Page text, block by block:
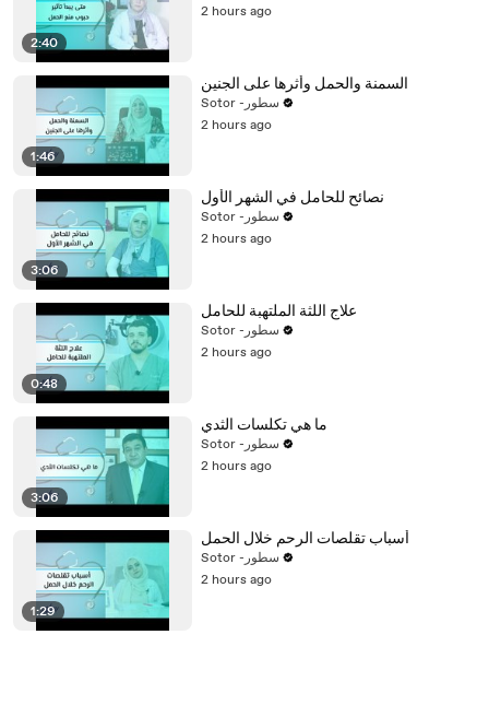
2:40
2 hours ago
1:46
السمنة والحمل وأثرها على الجنين
Sotor -سطور
2 hours ago
3:06
نصائح للحامل في الشهر الأول
Sotor -سطور
2 hours ago
0:48
علاج اللثة الملتهبة للحامل
Sotor -سطور
2 hours ago
3:06
ما هي تكلسات الثدي
Sotor -سطور
2 hours ago
1:29
أسباب تقلصات الرحم خلال الحمل
Sotor -سطور
2 hours ago